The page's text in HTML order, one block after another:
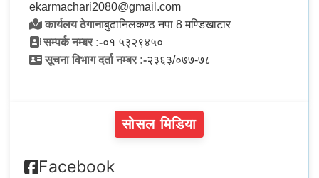
ekarmachari2080@gmail.com
कार्यलय ठेगानाबुढानिलकण्ठ नपा 8 मण्डिखाटार
सम्पर्क नम्बर :-०१ ५३२९४५०
सूचना विभाग दर्ता नम्बर :-२३६३/०७७-७८
सोसल मिडिया
Facebook